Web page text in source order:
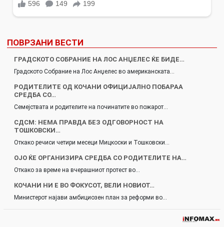
ПОВРЗАНИ ВЕСТИ
ГРАДСКОТО СОБРАНИЕ НА ЛОС АНЏЕЛЕС ЌЕ БИДЕ…
Градското Собрание на Лос Анџелес во американската…
РОДИТЕЛИТЕ ОД КОЧАНИ ОФИЦИЈАЛНО ПОБАРАА
СРЕДБА СО…
Семејствата и родителите на починатите во пожарот…
СДСМ: НЕМА ПРАВДА БЕЗ ОДГОВОРНОСТ НА
ТОШКОВСКИ…
Откако речиси четири месеци Мицкоски и Тошковски…
ОЈО ЌЕ ОРГАНИЗИРА СРЕДБА СО РОДИТЕЛИТЕ НА…
Откако за време на вчерашниот протест во…
КОЧАНИ НИ Е ВО ФОКУСОТ, ВЕЛИ НОВИОТ…
Министерот најави амбициозен план за реформи во…